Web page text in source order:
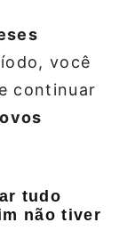
você
e continuar
tudo
não tiver